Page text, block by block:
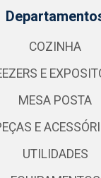
COZINHA
E
MESA POSTA
E
UTILIDADES